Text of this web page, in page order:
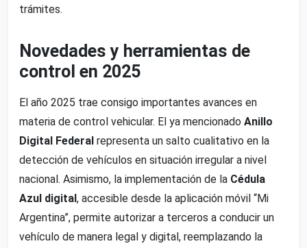
trámites.
Novedades y herramientas de
control en 2025
El año 2025 trae consigo importantes avances en
materia de control vehicular. El ya mencionado Anillo
Digital Federal representa un salto cualitativo en la
detección de vehículos en situación irregular a nivel
nacional. Asimismo, la implementación de la Cédula
Azul digital, accesible desde la aplicación móvil “Mi
Argentina”, permite autorizar a terceros a conducir un
vehículo de manera legal y digital, reemplazando la